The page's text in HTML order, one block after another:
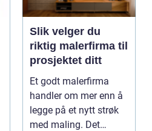
Slik velger du
riktig malerfirma til
prosjektet ditt
Et godt malerfirma
handler om mer enn å
legge på et nytt strøk
med maling. Det